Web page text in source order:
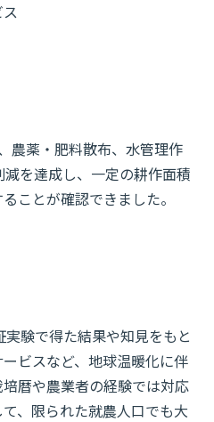
農薬・肥料散布、水管理作
を達成し、一定の耕作面積
ことが確認できました。
験で得た結果や知見をもと
ビスなど、地球温暖化に伴
暦や農業者の経験では対応
、限られた就農人口でも大